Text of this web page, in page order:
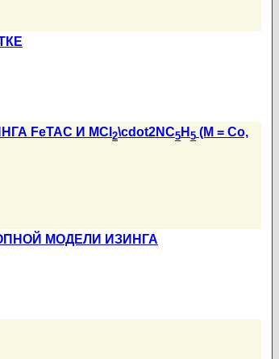
FeTAC И MCl 2\cdot2NC5 H 5 (M = Co,
МОДЕЛИ ИЗИНГА